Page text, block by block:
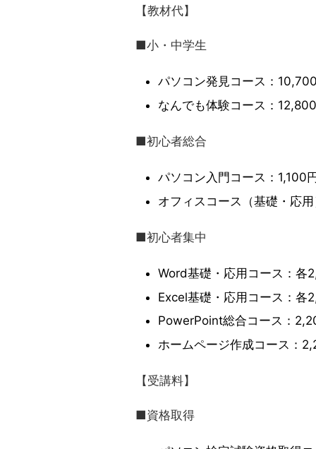
【教材代】
■小・中学生
パソコン発見コース：
なんでも体験コース：
■初心者総合
パソコン入門コース：1,100
オフィスコース（基礎・応
■初心者集中
Word基礎・応用コース：各
Excel基礎・応用コース：各
PowerPoint総合コース：
ホームページ作成コース：
【受講料】
■資格取得